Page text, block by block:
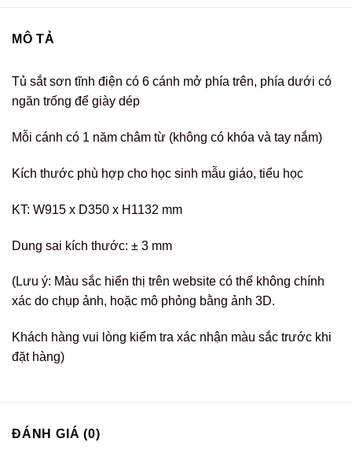
MÔ TẢ
Tủ sắt sơn tĩnh điện có 6 cánh mở phía trên, phía dưới có
ngăn trống để giày dép
Mỗi cánh có 1 năm châm từ (không có khóa và tay nắm)
Kích thước phù hợp cho học sinh mẫu giáo, tiểu học
KT: W915 x D350 x H1132 mm
Dung sai kích thước: ± 3 mm
(Lưu ý: Màu sắc hiển thị trên website có thể không chính
xác do chụp ảnh, hoặc mô phỏng bằng ảnh 3D.
Khách hàng vui lòng kiểm tra xác nhận màu sắc trước khi
đặt hàng)
ĐÁNH GIÁ (0)